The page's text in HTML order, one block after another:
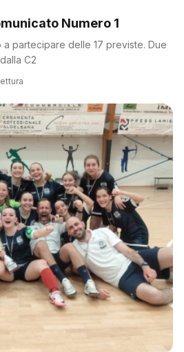
Numero 1
partecipare delle 17 previste. Due
C2